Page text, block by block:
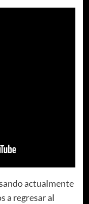
actualmente
a regresar al